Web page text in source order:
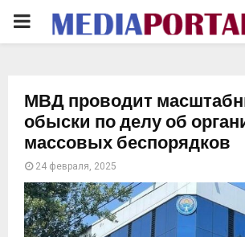
PRIMARY
МВД проводит
обыски по делу об
массовых беспорядков
24 февраля, 2025